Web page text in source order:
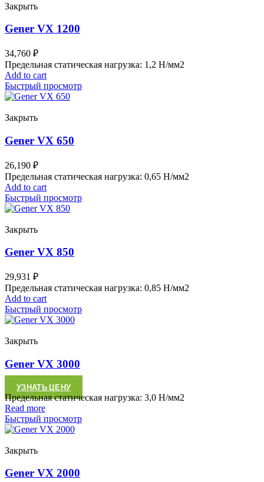
Закрыть
Gener VX 1200
34,760 ₽
Предельная статическая нагрузка: 1,2 Н/мм2
Add to cart
Быстрый просмотр
Закрыть
Gener VX 650
26,190 ₽
Предельная статическая нагрузка: 0,65 Н/мм2
Add to cart
Быстрый просмотр
Закрыть
Gener VX 850
29,931 ₽
Предельная статическая нагрузка: 0,85 Н/мм2
Add to cart
Быстрый просмотр
Закрыть
Gener VX 3000
УЗНАТЬ ЦЕНУ
Предельная статическая нагрузка: 3,0 Н/мм2
Read more
Быстрый просмотр
Закрыть
Gener VX 2000